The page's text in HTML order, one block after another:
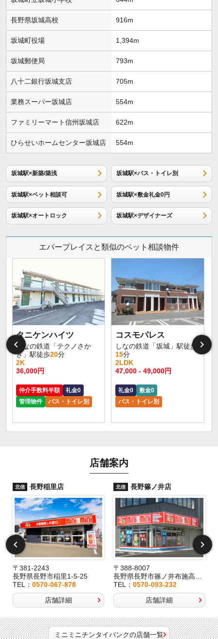
長野県坂城高校 916m
坂城町役場 1,394m
坂城郵便局 793m
八十二銀行坂城支店 705m
業務スーパー坂城店 554m
ファミリーマート信州坂城店 622m
ひらせいホームセンター坂城店 554m
坂城駅×新築/築浅 坂城駅×バス・トイレ別
坂城駅×ペット相談可 坂城駅×敷金礼金0円
坂城駅×オートロック 坂城駅×デザイナーズ
エバープレイスと類似のペット相談物件
タニケンハイツ
しなの鉄道「テクノさか
き」駅徒歩20分
2K
36,000円
仲介手数料半額
礼金0
管理物件
バス・トイレ別
コスモパレス
しなの鉄道「坂城」駅徒歩
15分
2LDK
47,000 - 49,000円
礼金0
敷金0
バス・トイレ別
店舗案内
北信 長野稲里店
〒381-2243
長野県長野市稲里1-5-25
TEL：0570-067-878
店舗詳細
北信 長野篠ノ井店
〒388-8007
長野県長野市篠ノ井布施高田407-8
TEL：0570-093-232
店舗詳細
ミニミニチンタイバンクの店舗一覧